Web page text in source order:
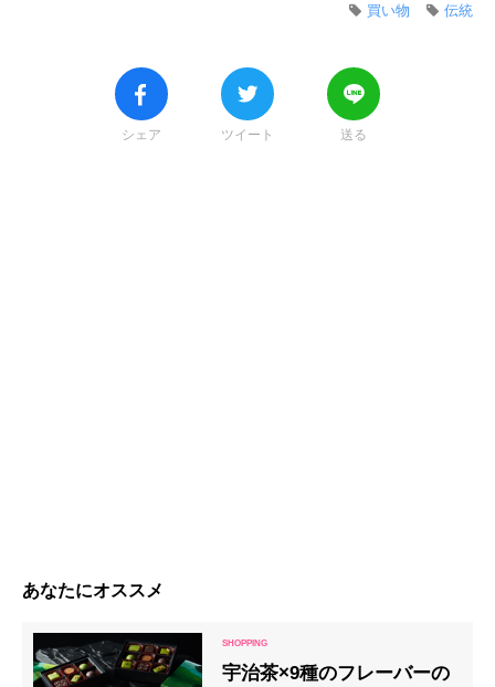
伝統
買い物
シェア ツイート 送る
あなたにオススメ
宇治茶×9種のフレーバーの